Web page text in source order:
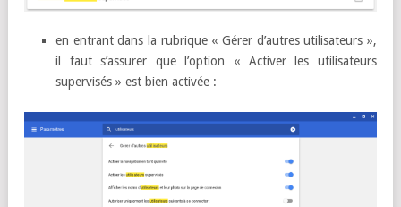
en entrant dans la rubrique « Gérer d’autres utilisateurs »,
il faut s’assurer que l’option « Activer les utilisateurs
supervisés » est bien activée :